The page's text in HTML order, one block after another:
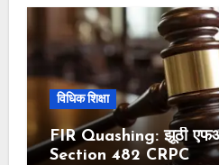
विधिक शिक्षा
FIR Quashing: झूठी
Section 482 CRPC